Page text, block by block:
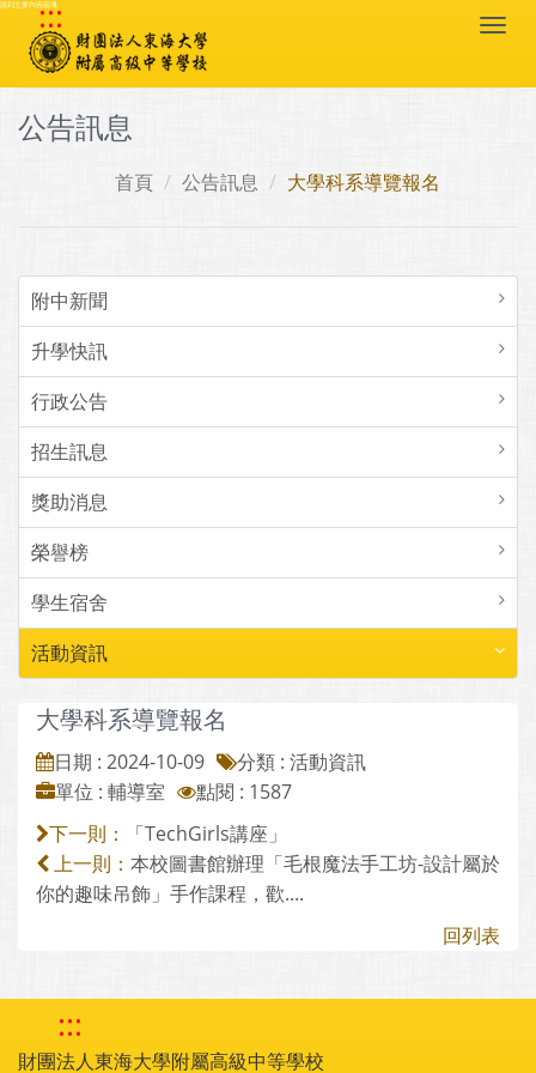
跳到主要內容區塊
:::
公告訊息
首頁 公告訊息 大學科系導覽報名
附中新聞
升學快訊
行政公告
招生訊息
獎助消息
榮譽榜
學生宿舍
活動資訊
大學科系導覽報名
日期 : 2024-10-09
分類 : 活動資訊
單位 : 輔導室
點閱 : 1587
下一則： 「TechGirls講座」
上一則： 本校圖書館辦理「毛根魔法手工坊-設計屬於
你的趣味吊飾」手作課程，歡....
回列表
:::
財團法人東海大學附屬高級中等學校